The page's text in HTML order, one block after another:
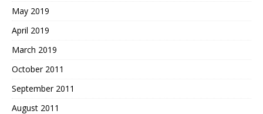
May 2019
April 2019
March 2019
October 2011
September 2011
August 2011